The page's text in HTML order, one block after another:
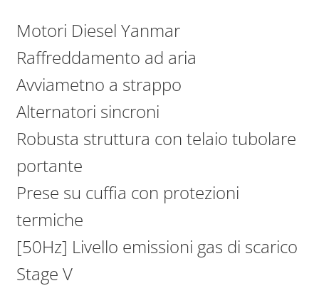
Motori Diesel Yanmar
Raffreddamento ad aria
Avviametno a strappo
Alternatori sincroni
Robusta struttura con telaio tubolare
portante
Prese su cuffia con protezioni
termiche
[50Hz] Livello emissioni gas di scarico
Stage V